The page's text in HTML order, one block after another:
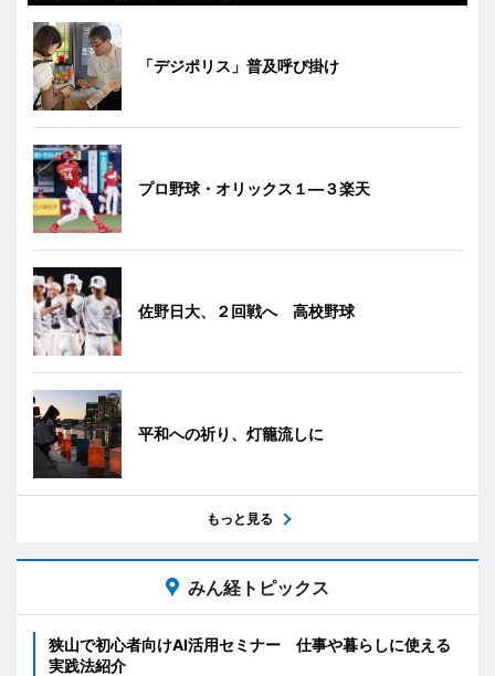
「デジポリス」普及呼び掛け
プロ野球・オリックス１―３楽天
佐野日大、２回戦へ 高校野球
平和への祈り、灯籠流しに
もっと見る
みん経トピックス
狭山で初心者向けAI活用セミナー 仕事や暮らしに使える
実践法紹介